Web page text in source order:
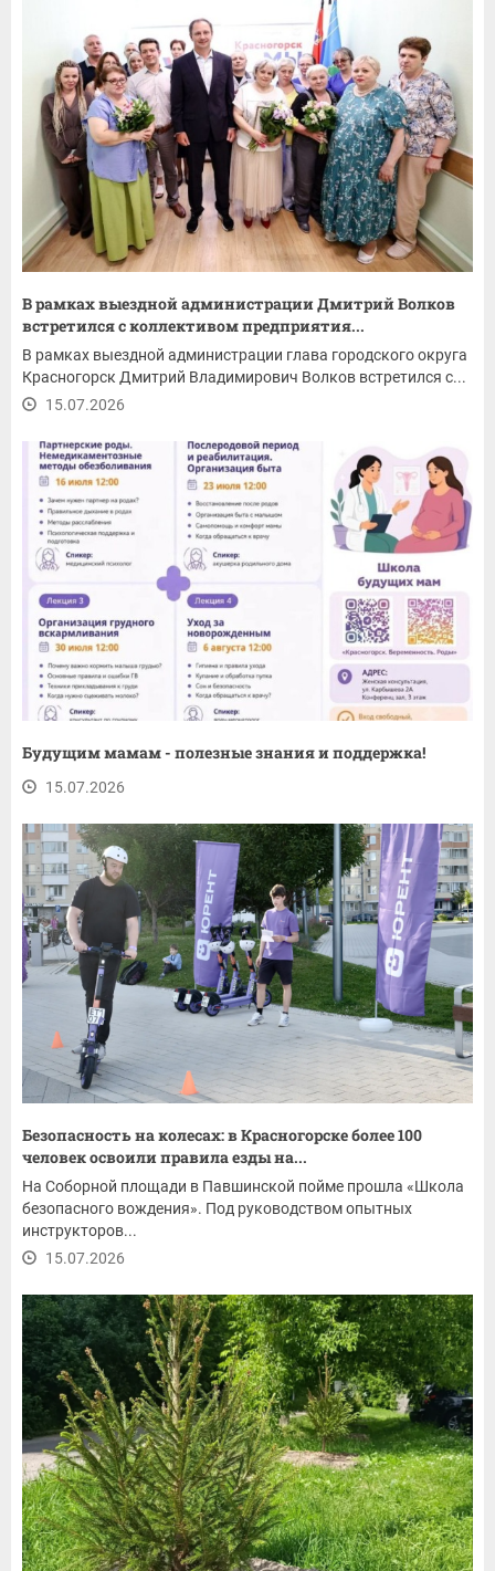
В рамках выездной администрации Дмитрий Волков
встретился с коллективом предприятия...
В рамках выездной администрации глава городского округа
Красногорск Дмитрий Владимирович Волков встретился с...
15.07.2026
Будущим мамам - полезные знания и поддержка!
15.07.2026
Безопасность на колесах: в Красногорске более 100
человек освоили правила езды на...
На Соборной площади в Павшинской пойме прошла «Школа
безопасного вождения». Под руководством опытных
инструкторов...
15.07.2026